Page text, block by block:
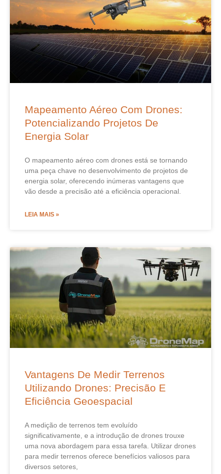
Mapeamento Aéreo Com Drones:
Potencializando Projetos De
Energia Solar
O mapeamento aéreo com drones está se tornando
uma peça chave no desenvolvimento de projetos de
energia solar, oferecendo inúmeras vantagens que
vão desde a precisão até a eficiência operacional.
LEIA MAIS »
Vantagens De Medir Terrenos
Utilizando Drones: Precisão E
Eficiência Geoespacial
A medição de terrenos tem evoluído
significativamente, e a introdução de drones trouxe
uma nova abordagem para essa tarefa. Utilizar drones
para medir terrenos oferece benefícios valiosos para
diversos setores,